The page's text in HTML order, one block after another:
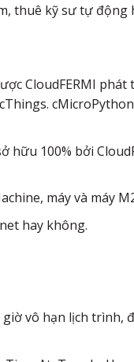
thuê kỹ sư tự
CloudFERMI
100% bởi
máy và máy
hay không.
vô hạn lịch trình,